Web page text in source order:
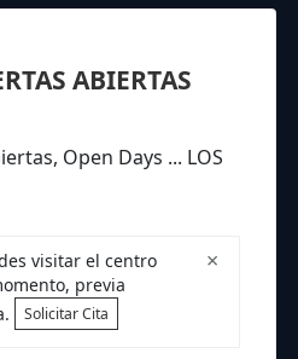
ABIERTAS
Open Days ... LOS
×
visitar el centro
previa
Solicitar Cita